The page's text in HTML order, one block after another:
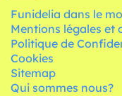
Funidelia dans le
Mentions légales et
Politique de
Cookies
Sitemap
Qui sommes nous?